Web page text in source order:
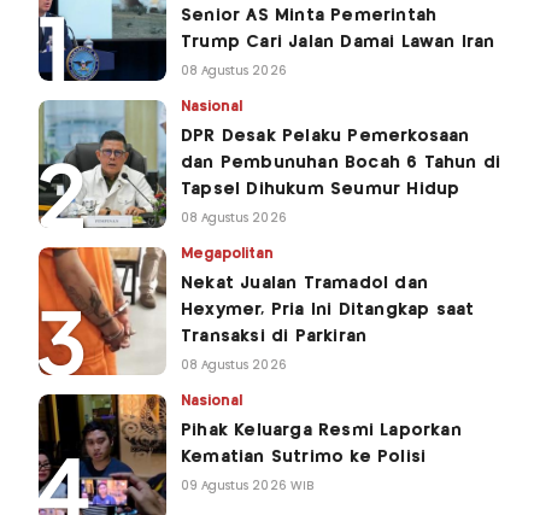
Senior AS Minta Pemerintah
Trump Cari Jalan Damai Lawan Iran
08 Agustus 2026
Nasional
DPR Desak Pelaku Pemerkosaan
dan Pembunuhan Bocah 6 Tahun di
Tapsel Dihukum Seumur Hidup
08 Agustus 2026
Megapolitan
Nekat Jualan Tramadol dan
Hexymer, Pria Ini Ditangkap saat
Transaksi di Parkiran
08 Agustus 2026
Nasional
Pihak Keluarga Resmi Laporkan
Kematian Sutrimo ke Polisi
09 Agustus 2026 WIB